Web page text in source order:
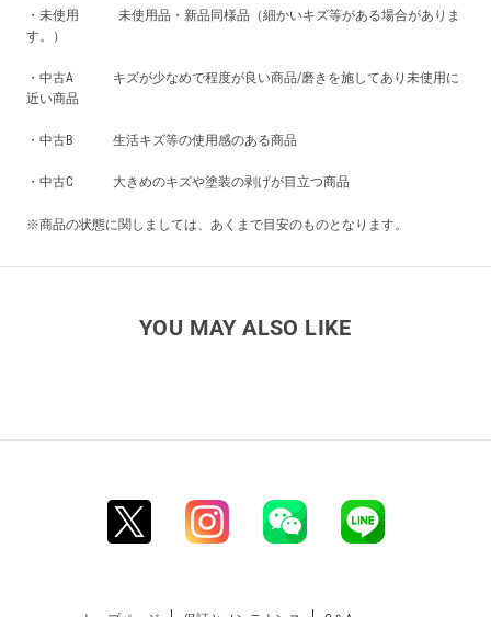
・未使用 未使用品・新品同様品（細かいキズ等がある場合がありま
す。）
・中古A キズが少なめで程度が良い商品/磨きを施してあり未使用に
近い商品
・中古B 生活キズ等の使用感のある商品
・中古C 大きめのキズや塗装の剥げが目立つ商品
※商品の状態に関しましては、あくまで目安のものとなります。
YOU MAY ALSO LIKE